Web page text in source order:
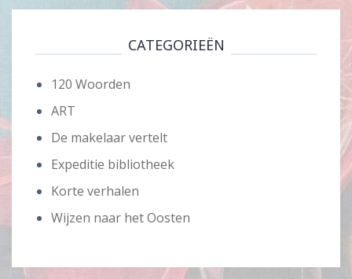
CATEGORIEËN
120 Woorden
ART
De makelaar vertelt
Expeditie bibliotheek
Korte verhalen
Wijzen naar het Oosten